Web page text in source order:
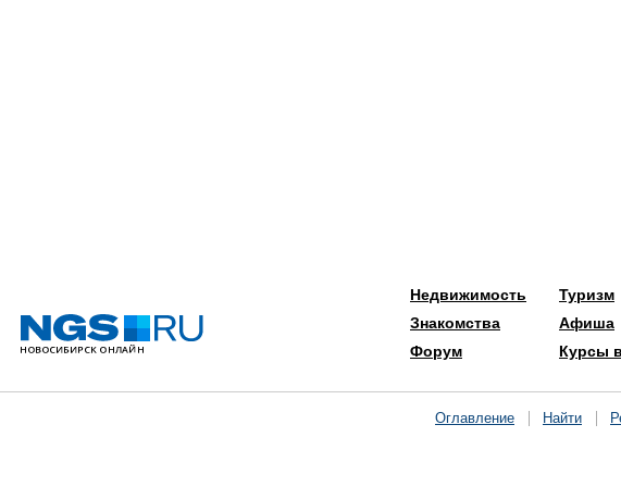
Недвижимость
Знакомства
Форум
Туризм
Афиша
Курсы
Оглавление Найти